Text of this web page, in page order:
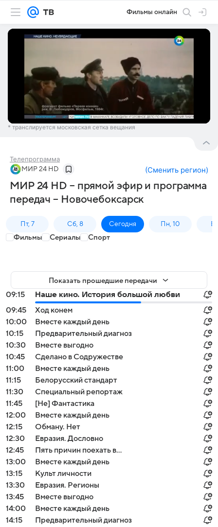
Фильмы онлайн
* транслируется московская сетка вещания
Телепрограмма
МИР 24 HD (Сменить регион)
МИР 24 HD – прямой эфир и программа
передач – Новочебоксарск
Пт, 7 Сб, 8 Сегодня Пн, 10
Фильмы Сериалы Спорт
Показать прошедшие передачи
09:15
Наше кино. История большой любви
09:45
Ход конем
10:00
Вместе каждый день
10:15
Предварительный диагноз
10:30
Вместе выгодно
10:45
Сделано в Содружестве
11:00
Вместе каждый день
11:15
Белорусский стандарт
11:30
Специальный репортаж
11:45
[Не] Фантастика
12:00
Вместе каждый день
12:15
Обману. Нет
12:30
Евразия. Дословно
12:45
Пять причин поехать в...
13:00
Вместе каждый день
13:15
Культ личности
13:30
Евразия. Регионы
13:45
Вместе выгодно
14:00
Вместе каждый день
14:15
Предварительный диагноз